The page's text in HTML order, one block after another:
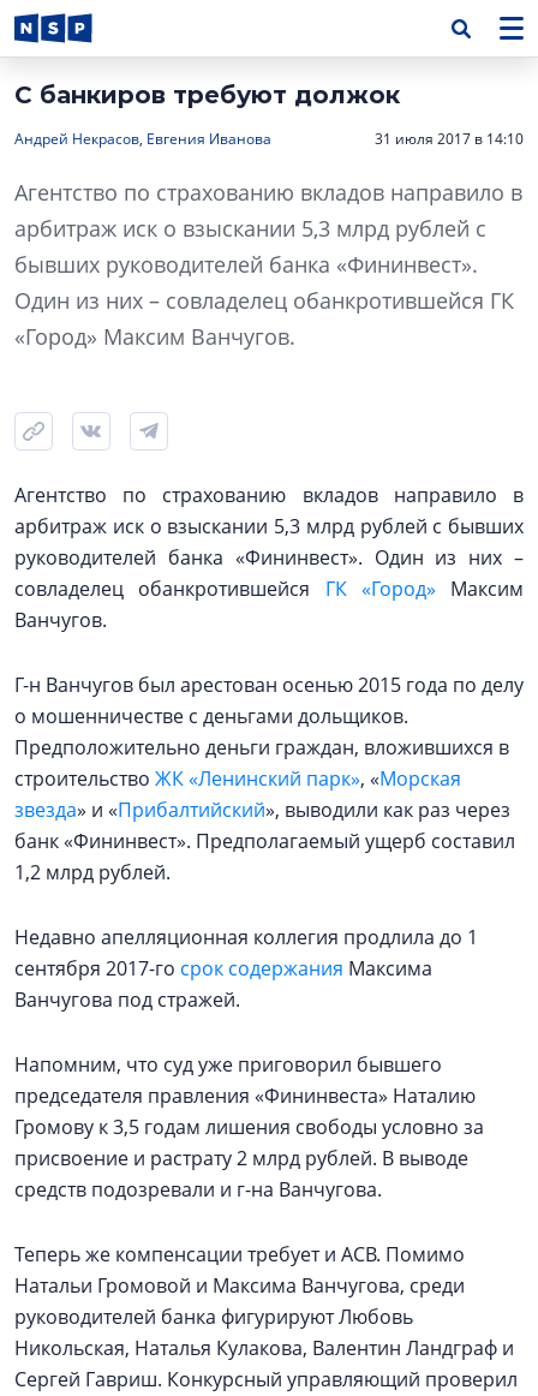
С банкиров требуют должок
Андрей Некрасов, Евгения Иванова 31 июля 2017 в 14:10
Агентство по страхованию вкладов направило в
арбитраж иск о взыскании 5,3 млрд рублей с
бывших руководителей банка «Фининвест».
Один из них – совладелец обанкротившейся ГК
«Город» Максим Ванчугов.
Агентство по страхованию вкладов направило в
арбитраж иск о взыскании 5,3 млрд рублей с бывших
руководителей банка «Фининвест». Один из них –
совладелец обанкротившейся ГК «Город» Максим
Ванчугов.
Г-н Ванчугов был арестован осенью 2015 года по делу
о мошенничестве с деньгами дольщиков.
Предположительно деньги граждан, вложившихся в
строительство ЖК «Ленинский парк», «Морская
звезда» и «Прибалтийский», выводили как раз через
банк «Фининвест». Предполагаемый ущерб составил
1,2 млрд рублей.
Недавно апелляционная коллегия продлила до 1
сентября 2017-го срок содержания Максима
Ванчугова под стражей.
Напомним, что суд уже приговорил бывшего
председателя правления «Фининвеста» Наталию
Громову к 3,5 годам лишения свободы условно за
присвоение и растрату 2 млрд рублей. В выводе
средств подозревали и г-на Ванчугова.
Теперь же компенсации требует и АСВ. Помимо
Натальи Громовой и Максима Ванчугова, среди
руководителей банка фигурируют Любовь
Никольская, Наталья Кулакова, Валентин Ландграф и
Сергей Гавриш. Конкурсный управляющий проверил